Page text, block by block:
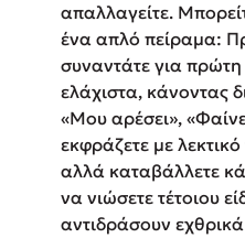
απαλλαγείτε.
ένα απλό πείραμα:
συναντάτε για
ελάχιστα, κάνοντας
«Μου αρέσει»,
εκφράζετε με
αλλά καταβάλλετε
να νιώσετε τέτοιου
αντιδράσουν